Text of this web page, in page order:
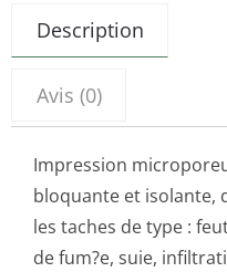
Description
Avis (0)
Impression
bloquante et isolante,
les taches de type :
de fum?e, suie,